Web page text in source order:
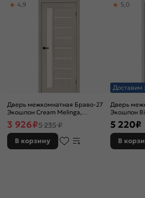
Дверь межкомнатная Браво-27
Экошпон Cream Melinga,
остекленная, magic fog, без
кромки, царговая
4,9
3 926₽5 235 ₽
В корзину
Доставим
Дверь
Экошпон
царговая
5,0
5 220₽
В